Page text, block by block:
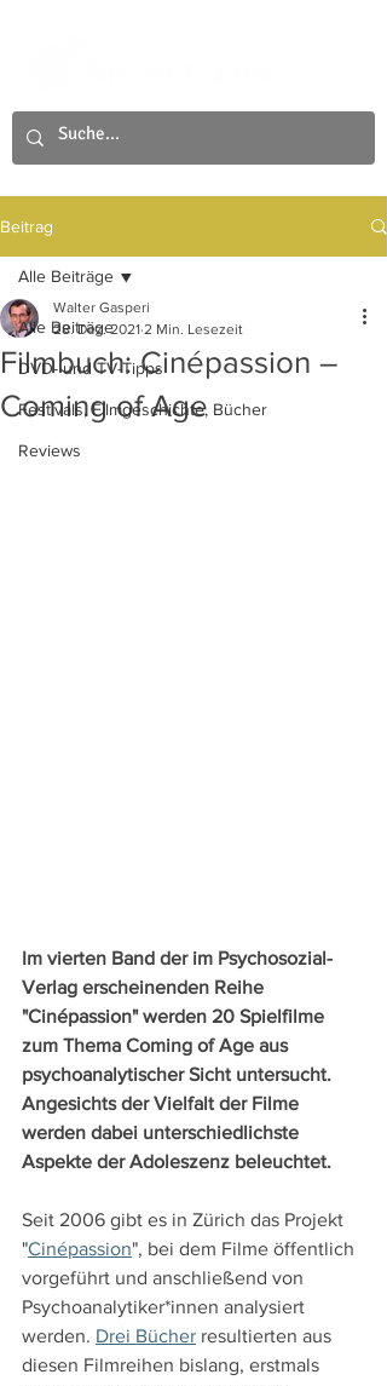
Beitrag
Alle Beiträge
DVD- und TV-Tipps
Festivals, Filmgeschichte, Bücher
Reviews
Alle Beiträge
Filmbuch: Cinépassion –
Coming of Age
Walter Gasperi
28. Dez. 2021 2 Min. Lesezeit
Im vierten Band der im Psychosozial-
Verlag erscheinenden Reihe
"Cinépassion" werden 20 Spielfilme
zum Thema Coming of Age aus
psychoanalytischer Sicht untersucht.
Angesichts der Vielfalt der Filme
werden dabei unterschiedlichste
Aspekte der Adoleszenz beleuchtet.
Seit 2006 gibt es in Zürich das Projekt
"Cinépassion", bei dem Filme öffentlich
vorgeführt und anschließend von
Psychoanalytiker*innen analysiert
werden. Drei Bücher resultierten aus
diesen Filmreihen bislang, erstmals